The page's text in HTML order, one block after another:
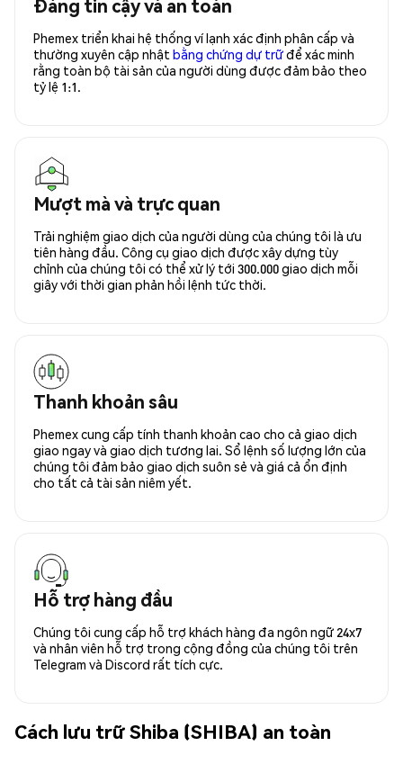
Đáng tin cậy và an toàn
Phemex triển khai hệ thống ví lạnh xác định phân cấp và
thường xuyên cập nhật bằng chứng dự trữđể xác minh
rằng toàn bộ tài sản của người dùng được đảm bảo theo
tỷ lệ 1:1.
Mượt mà và trực quan
Trải nghiệm giao dịch của người dùng của chúng tôi là ưu
tiên hàng đầu. Công cụ giao dịch được xây dựng tùy
chỉnh của chúng tôi có thể xử lý tới 300.000 giao dịch mỗi
giây với thời gian phản hồi lệnh tức thời.
Thanh khoản sâu
Phemex cung cấp tính thanh khoản cao cho cả giao dịch
giao ngay và giao dịch tương lai. Sổ lệnh số lượng lớn của
chúng tôi đảm bảo giao dịch suôn sẻ và giá cả ổn định
cho tất cả tài sản niêm yết.
Hỗ trợ hàng đầu
Chúng tôi cung cấp hỗ trợ khách hàng đa ngôn ngữ 24x7
và nhân viên hỗ trợ trong cộng đồng của chúng tôi trên
Telegram và Discord rất tích cực.
Cách lưu trữ Shiba (SHIBA) an toàn